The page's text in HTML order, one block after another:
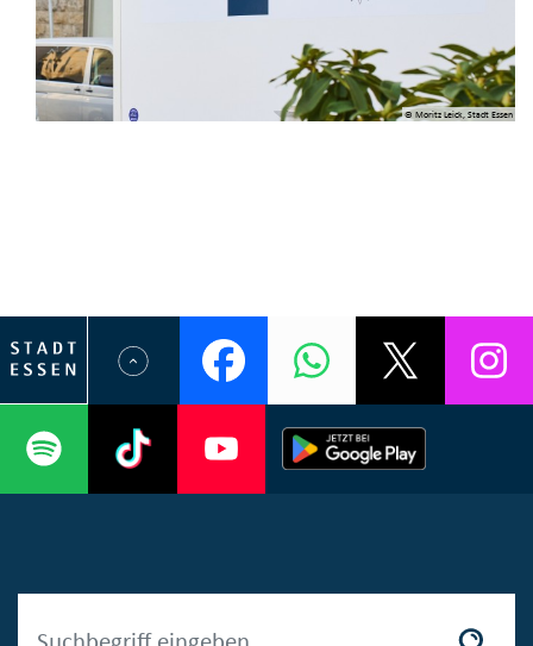
© Moritz Leick, Stadt Essen